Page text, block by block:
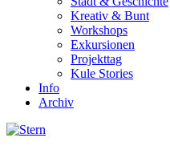
Kreativ & Bunt
Workshops
Exkursionen
Projekttag
Kule Stories
Info
Archiv